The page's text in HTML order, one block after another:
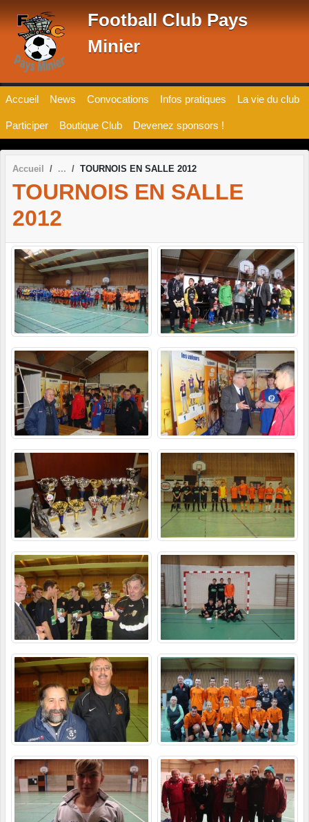
Football Club Pays
Minier
Accueil News Convocations Infos pratiques La vie du club
Participer Boutique Club Devenez sponsors !
Accueil TOURNOIS EN SALLE 2012
TOURNOIS EN SALLE
2012